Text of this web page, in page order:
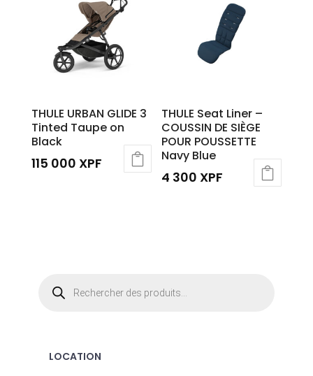
THULE URBAN GLIDE 3
Tinted Taupe on
Black
115 000 XPF
THULE Seat Liner –
COUSSIN DE SIÈGE
POUR POUSSETTE
Navy Blue
4 300 XPF
produits
LOCATION